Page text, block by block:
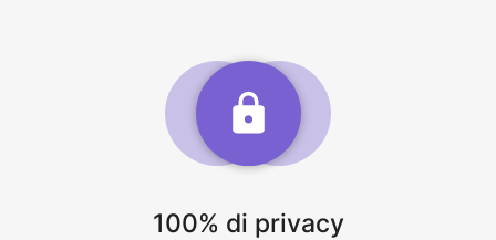
100% di privacy